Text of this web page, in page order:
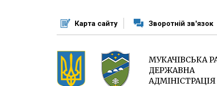
Карта сайту Зворотній зв'язок
МУКАЧІВСЬКА
ДЕРЖАВНА
АДМІНІСТРАЦІЯ